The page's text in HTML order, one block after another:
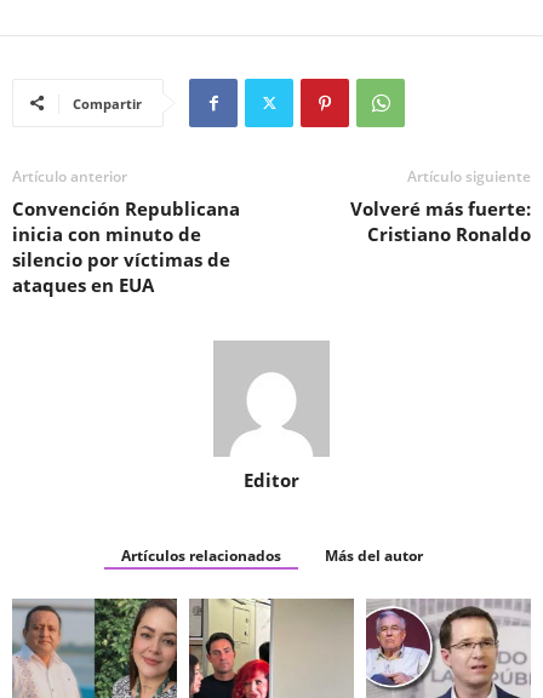
Compartir
Artículo anterior
Convención Republicana
inicia con minuto de
silencio por víctimas de
ataques en EUA
Artículo siguiente
Volveré más fuerte:
Cristiano Ronaldo
Editor
Artículos relacionados Más del autor